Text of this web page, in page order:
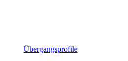
Übergangsprofile